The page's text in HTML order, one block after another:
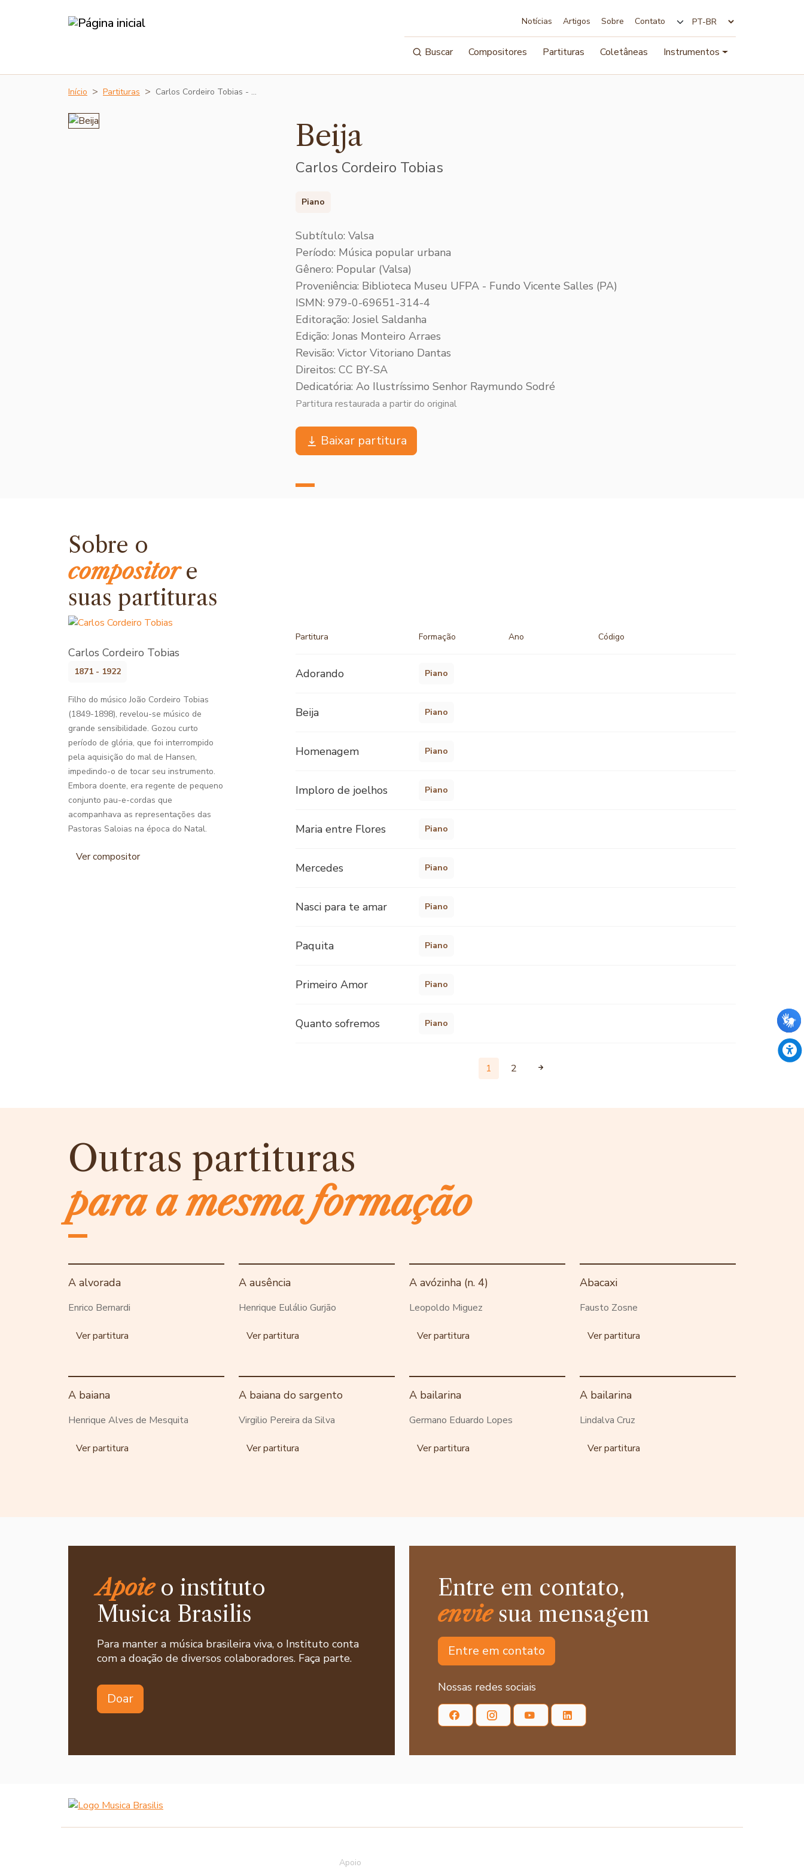
Notícias Artigos Sobre Contato
Buscar Compositores Partituras Coletâneas Instrumentos
Início Partituras Carlos Cordeiro Tobias - …
Beija
Carlos Cordeiro Tobias
Piano
Subtítulo: Valsa
Período: Música popular urbana
Gênero: Popular (Valsa)
Proveniência: Biblioteca Museu UFPA - Fundo Vicente Salles (PA)
ISMN: 979-0-69651-314-4
Editoração: Josiel Saldanha
Edição: Jonas Monteiro Arraes
Revisão: Victor Vitoriano Dantas
Direitos: CC BY-SA
Dedicatória: Ao Ilustríssimo Senhor Raymundo Sodré
Partitura restaurada a partir do original
Baixar partitura
Sobre o
compositore
suas partituras
Carlos Cordeiro Tobias
1871 - 1922
Filho do músico João Cordeiro Tobias
(1849-1898), revelou-se músico de
grande sensibilidade. Gozou curto
período de glória, que foi interrompido
pela aquisição do mal de Hansen,
impedindo-o de tocar seu instrumento.
Embora doente, era regente de pequeno
conjunto pau-e-cordas que
acompanhava as representações das
Pastoras Saloias na época do Natal.
Ver compositor
Partitura Formação Ano Código
Adorando Piano
Beija Piano
Homenagem Piano
Imploro de joelhos Piano
Maria entre Flores Piano
Mercedes Piano
Nasci para te amar Piano
Paquita Piano
Primeiro Amor Piano
Quanto sofremos Piano
1 2
Outras partituras
para a mesma formação
A alvorada
Enrico Bernardi
Ver partitura
A ausência
Henrique Eulálio Gurjão
Ver partitura
A avózinha (n. 4)
Leopoldo Miguez
Ver partitura
Abacaxi
Fausto Zosne
Ver partitura
A baiana
Henrique Alves de Mesquita
Ver partitura
A baiana do sargento
Virgilio Pereira da Silva
Ver partitura
A bailarina
Germano Eduardo Lopes
Ver partitura
A bailarina
Lindalva Cruz
Ver partitura
Apoieo instituto
Musica Brasilis
Para manter a música brasileira viva, o Instituto conta
com a doação de diversos colaboradores. Faça parte.
Doar
Entre em contato,
enviesua mensagem
Entre em contato
Nossas redes sociais
Apoio